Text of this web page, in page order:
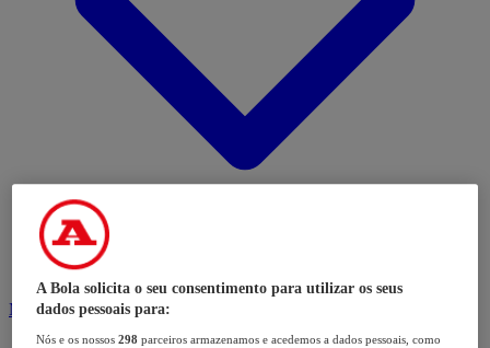
Modalidades
A Bola solicita o seu consentimento para utilizar os seus
dados pessoais para:
Nós e os nossos298 parceiros armazenamos e acedemos a dados pessoais, como